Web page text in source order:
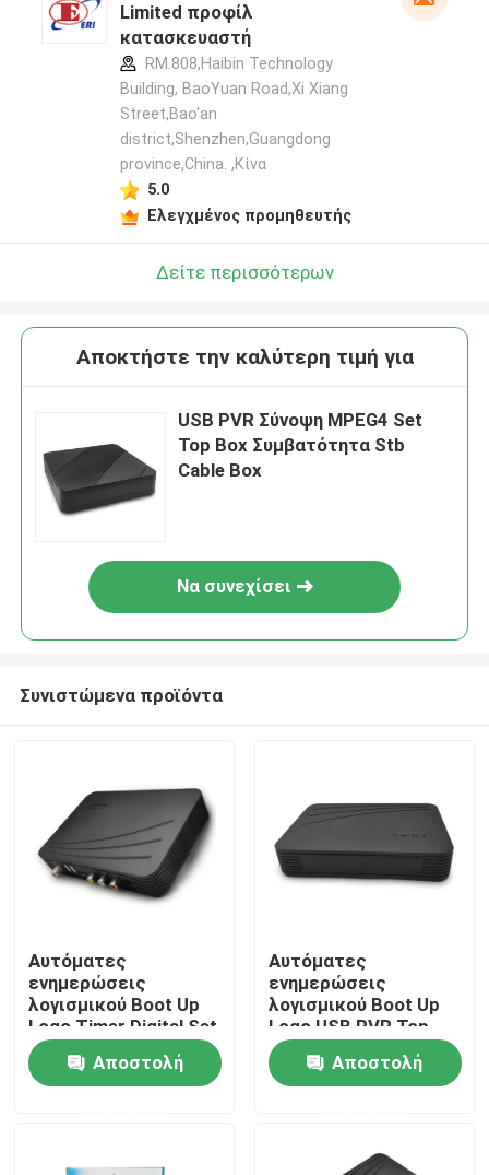
Αρχική Σελίδα
Εμφάνιση VR
Limited προφίλ
κατασκευαστή
RM.808,Haibin Technology
Building, BaoYuan Road,Xi Xiang
Street,Bao'an
district,Shenzhen,Guangdong
province,China. ,Κίνα
5.0
Ελεγχμένος προμηθευτής
Δείτε περισσότερων
Αποκτήστε την καλύτερη τιμή για
USB PVR Σύνοψη MPEG4 Set
Top Box Συμβατότητα Stb
Cable Box
Να συνεχίσει
Συνιστώμενα προϊόντα
Αυτόματες
ενημερώσεις
λογισμικού Boot Up
Logo Timer Digital Set
Top Box Ψηφιακός
αποκωδικοποιητής
τηλεόρασης
Αποστολή
Αυτόματες
ενημερώσεις
λογισμικού Boot Up
Logo USB PVR Top
Box Tv Digital Cable
Set Top BoxΑποστολή